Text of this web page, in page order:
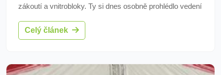
zákoutí a vnitrobloky. Ty si dnes osobně prohlédlo vedení
města
Celý článek